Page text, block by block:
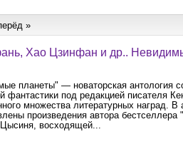
»
Хао Цзинфан и др..
планеты" — новаторская антология
фантастики под редакцией писателя
множества литературных наград. В
произведения автора бестселлера
восходящей...